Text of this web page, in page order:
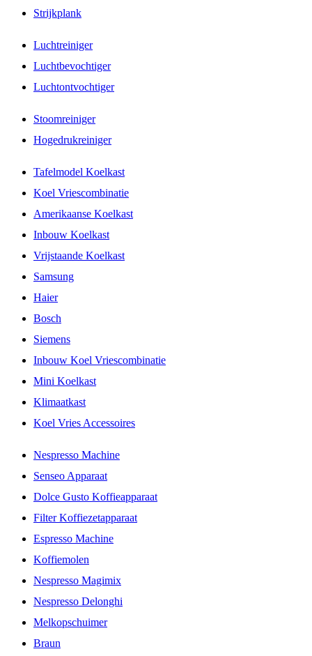
Strijkplank
Luchtreiniger
Luchtbevochtiger
Luchtontvochtiger
Stoomreiniger
Hogedrukreiniger
Tafelmodel Koelkast
Koel Vriescombinatie
Amerikaanse Koelkast
Inbouw Koelkast
Vrijstaande Koelkast
Samsung
Haier
Bosch
Siemens
Inbouw Koel Vriescombinatie
Mini Koelkast
Klimaatkast
Koel Vries Accessoires
Nespresso Machine
Senseo Apparaat
Dolce Gusto Koffieapparaat
Filter Koffiezetapparaat
Espresso Machine
Koffiemolen
Nespresso Magimix
Nespresso Delonghi
Melkopschuimer
Braun